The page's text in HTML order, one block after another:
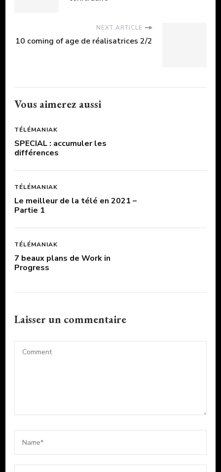
NEXT ARTICLE
10 coming of age de réalisatrices 2/2
Vous aimerez aussi
TÉLÉMANIAK
SPECIAL : accumuler les
différences
TÉLÉMANIAK
Le meilleur de la télé en 2021 –
Partie 1
TÉLÉMANIAK
7 beaux plans de Work in
Progress
Laisser un commentaire